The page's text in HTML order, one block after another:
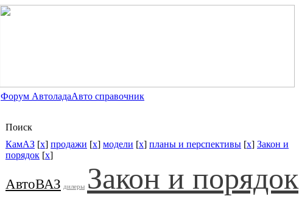
Форум АвтоладаАвто справочник
Поиск
КамАЗ [x] продажи [x] модели [x] планы и перспективы [x] Закон и
порядок [x]
АвтоВАЗ дилеры Закон и порядок